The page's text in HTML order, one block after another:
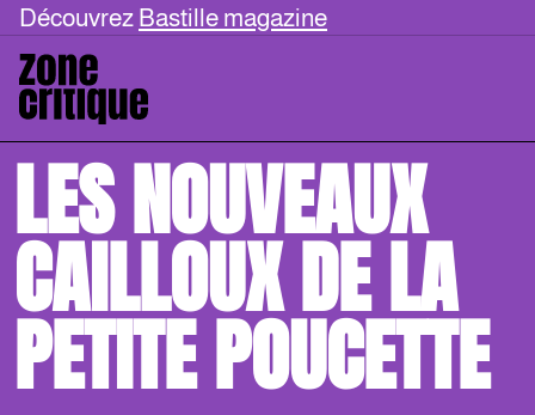
Découvrez Bastille magazine
LES NOUVEAUX
CAILLOUX DE LA
PETITE POUCETTE